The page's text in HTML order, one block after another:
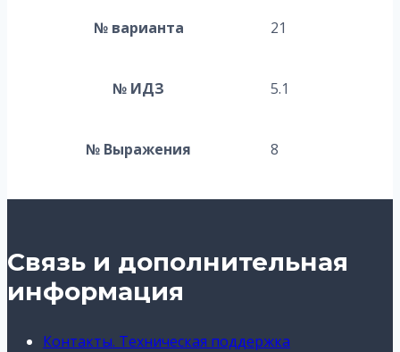
№ варианта 21
№ ИДЗ 5.1
№ Выражения 8
Связь и дополнительная
информация
Контакты. Техническая поддержка